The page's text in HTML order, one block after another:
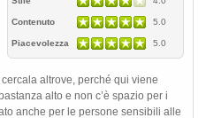
Contenuto 5.0
Piacevolezza 5.0
altrove, perché qui viene
alto e non c’è spazio per i
anche per le persone sensibili alle